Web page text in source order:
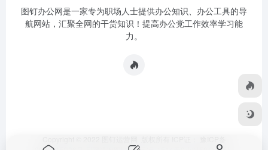
图钉办公网是一家专为职场人士提供办公知识、办公工具的导
航网站，汇聚全网的干货知识！提高办公党工作效率学习能
力。